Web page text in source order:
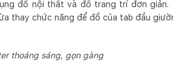
đồ nội thất và đồ trang trí đơn
thay chức năng để đồ của tab đầu
thoáng sáng, gọn gàng